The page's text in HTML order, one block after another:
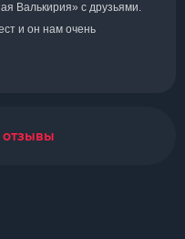
Валькирия» с друзьями.
и он нам очень
отзывы